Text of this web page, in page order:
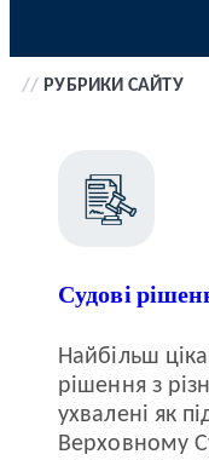
// РУБРИКИ САЙТУ
Судові
Найбільш
рішення з
ухвалені як
Верховному